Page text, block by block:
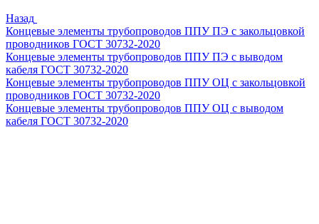
Назад
Концевые элементы трубопроводов ППУ ПЭ с закольцовкой
проводников ГОСТ 30732-2020
Концевые элементы трубопроводов ППУ ПЭ с выводом
кабеля ГОСТ 30732-2020
Концевые элементы трубопроводов ППУ ОЦ с закольцовкой
проводников ГОСТ 30732-2020
Концевые элементы трубопроводов ППУ ОЦ с выводом
кабеля ГОСТ 30732-2020